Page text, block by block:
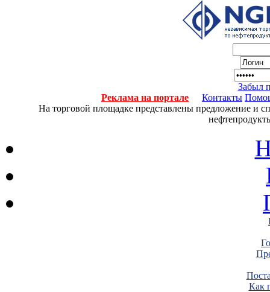
Забыл
Реклама на портале
Контакты
На торговой площадке представлены предложение и
Как